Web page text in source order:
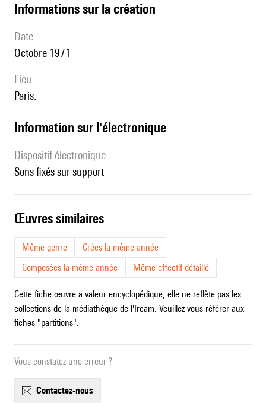
informations sur la création
date
Octobre 1971
lieu
Paris.
Information sur l'électronique
Dispositif électronique
sons fixés sur support
œuvres similaires
Même genre
Crées la même année
Composées la même année
Même effectif détaillé
Cette fiche œuvre a valeur encyclopédique, elle ne reflète pas les
collections de la médiathèque de l'Ircam. Veuillez vous référer aux
fiches "partitions".
Vous constatez une erreur ?
contactez-nous